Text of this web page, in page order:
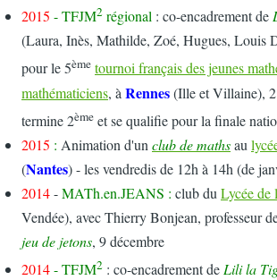
2015 - TFJM2 régional : co-encadrement de
(Laura, Inès, Mathilde, Zoé, Hugues, Louis
pour le 5ème tournoi français des jeunes
mathématiciens, à Rennes(Ille et Villaine),
termine 2ème et se qualifie pour la finale
2015 : Animation d'un club de mathsau
(Nantes) - les vendredis de 12h à 14h (de
2014-MATh.en.JEANS : club du Lycée
Vendée), avec Thierry Bonjean, professeur
jeu de jetons, 9 décembre
2014- TFJM2 : co-encadrement deLili la